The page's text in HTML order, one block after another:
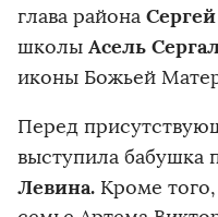
глава района
школы Асель
иконы Божьей
Перед
выступила бабушка
Левина. Кроме